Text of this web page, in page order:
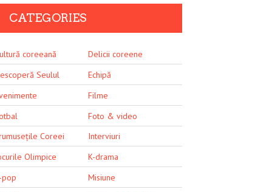
CATEGORIES
coreeană
Delicii coreene
Seulul
Echipă
Filme
Foto & video
Coreei
Interviuri
Olimpice
K-drama
pop
Misiune